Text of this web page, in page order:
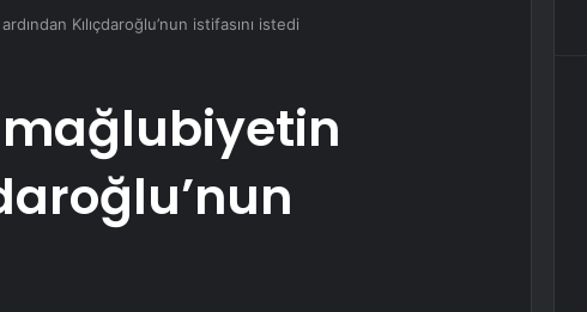
Kılıçdaroğlu’nun istifasını istedi